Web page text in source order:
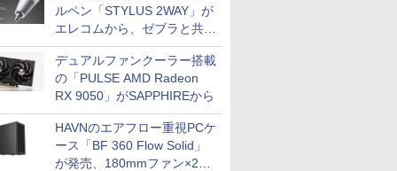
ルペン「STYLUS 2WAY」が
エレコムから、ゼブラと共同
開発
デュアルファンクーラー搭載
の「PULSE AMD Radeon
RX 9050」がSAPPHIREから
HAVNのエアフロー重視PCケ
ース「BF 360 Flow Solid」
が発売、180mmファン×2搭